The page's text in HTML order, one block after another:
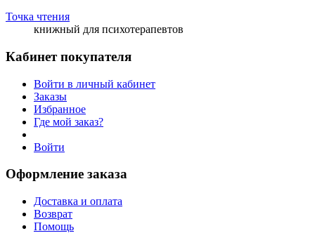
Точка чтения
книжный для психотерапевтов
Кабинет покупателя
Войти в личный кабинет
Заказы
Избранное
Где мой заказ?
Войти
Оформление заказа
Доставка и оплата
Возврат
Помощь